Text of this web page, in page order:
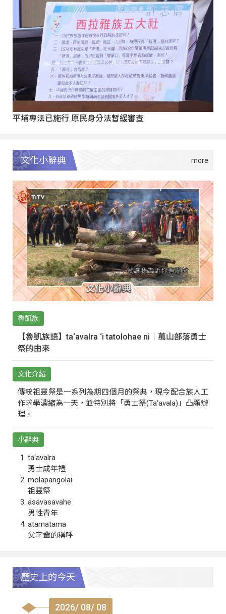
平埔專法已施行 原民身分法暫緩審查
文化小辭典
魯凱族
【魯凱族語】ta‘avalra ‘i tatolohae ni｜萬山部落勇士
祭的由來
文化介紹
傳統祖靈祭是一系列為期四個月的祭典，現今配合族人工
作求學濃縮為一天，並特別將「勇士祭(Ta‘avala)」凸顯辦
理。
小辭典
ta‘avalra
勇士成年禮
molapangolai
祖靈祭
asavasavahe
男性青年
atamatama
父字輩的稱呼
歷史上的今天
2026/ 08/ 08